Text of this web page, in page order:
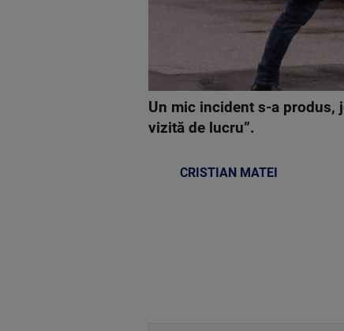
Un mic incident s-a produs,
vizită de lucru”.
CRISTIAN MATEI